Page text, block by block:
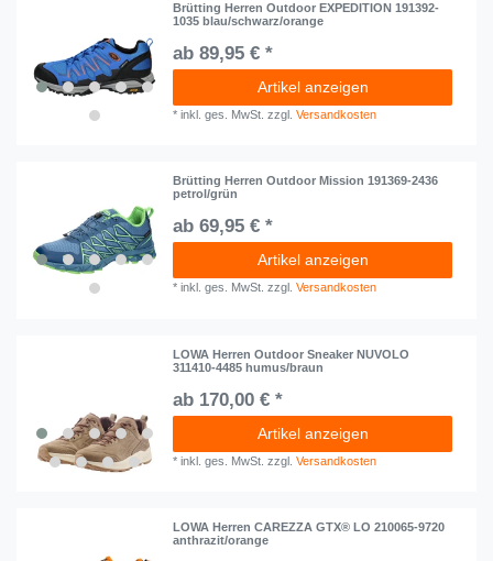
Brütting Herren Outdoor EXPEDITION 191392-
1035 blau/schwarz/orange
ab 89,95 € *
Artikel anzeigen
*inkl. ges. MwSt. zzgl.Versandkosten
Brütting Herren Outdoor Mission 191369-2436
petrol/grün
ab 69,95 € *
Artikel anzeigen
*inkl. ges. MwSt. zzgl.Versandkosten
LOWA Herren Outdoor Sneaker NUVOLO
311410-4485 humus/braun
ab 170,00 € *
Artikel anzeigen
*inkl. ges. MwSt. zzgl.Versandkosten
LOWA Herren CAREZZA GTX® LO 210065-9720
anthrazit/orange